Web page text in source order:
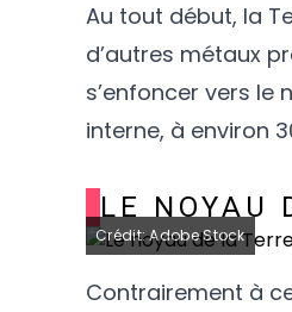
Au tout début, la
d’autres métaux
s’enfoncer vers
interne, à environ
LE NOYAU
Crédit: Adobe Stock
Contrairement à